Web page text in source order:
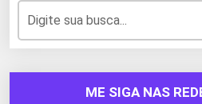
ME SIGA NAS